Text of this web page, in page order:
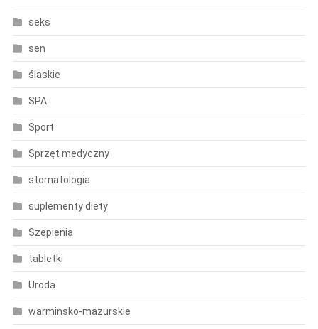
seks
sen
ślaskie
SPA
Sport
Sprzęt medyczny
stomatologia
suplementy diety
Szepienia
tabletki
Uroda
warminsko-mazurskie